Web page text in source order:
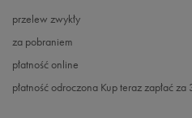
przelew zwykły
za pobraniem
płatność online
płatność odroczona Kup teraz zapłać